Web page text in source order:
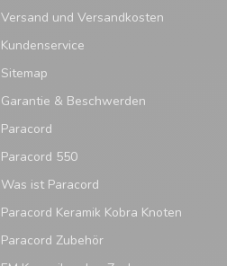
Versand und Versandkosten
Kundenservice
Sitemap
Garantie & Beschwerden
Paracord
Paracord 550
Was ist Paracord
Paracord Keramik Kobra Knoten
Paracord Zubehör